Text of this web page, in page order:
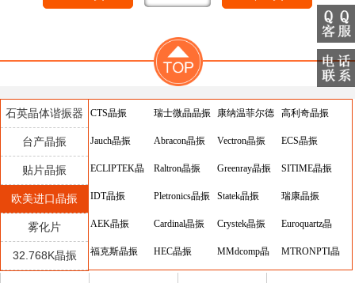
体，工作温度范围：-40℃至+85℃。具有超小
振，耐热及耐环境等特点。
应用于：智能穿戴设备晶振，无线蓝牙晶振，
钟表电子晶振，数字显示晶振，移动设备晶
振、物联网晶振、实时时钟和工业应用。
石英晶体谐振器
台产晶振
贴片晶振
欧美进口晶振
雾化片
32.768K晶振
CTS晶振 瑞士微晶晶振 康纳温菲尔德
晶振
高利奇晶振
Jauch晶振 Abracon晶振 Vectron晶振 ECS晶振
ECLIPTEK晶
振
Raltron晶振 Greenray晶振 SITIME晶振
IDT晶振 Pletronics晶振 Statek晶振 瑞康晶振
AEK晶振 Cardinal晶振 Crystek晶振 Euroquartz晶
振
福克斯晶振 HEC晶振 MMdcomp晶 MTRONPTI晶